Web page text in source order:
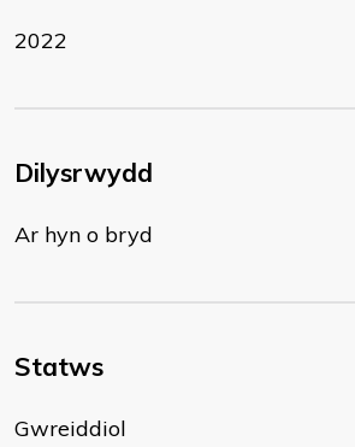
2022
Dilysrwydd
Ar hyn o bryd
Statws
Gwreiddiol